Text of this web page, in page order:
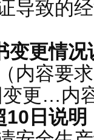
导致的
变更情况
内容要
更…内
10 日 说明